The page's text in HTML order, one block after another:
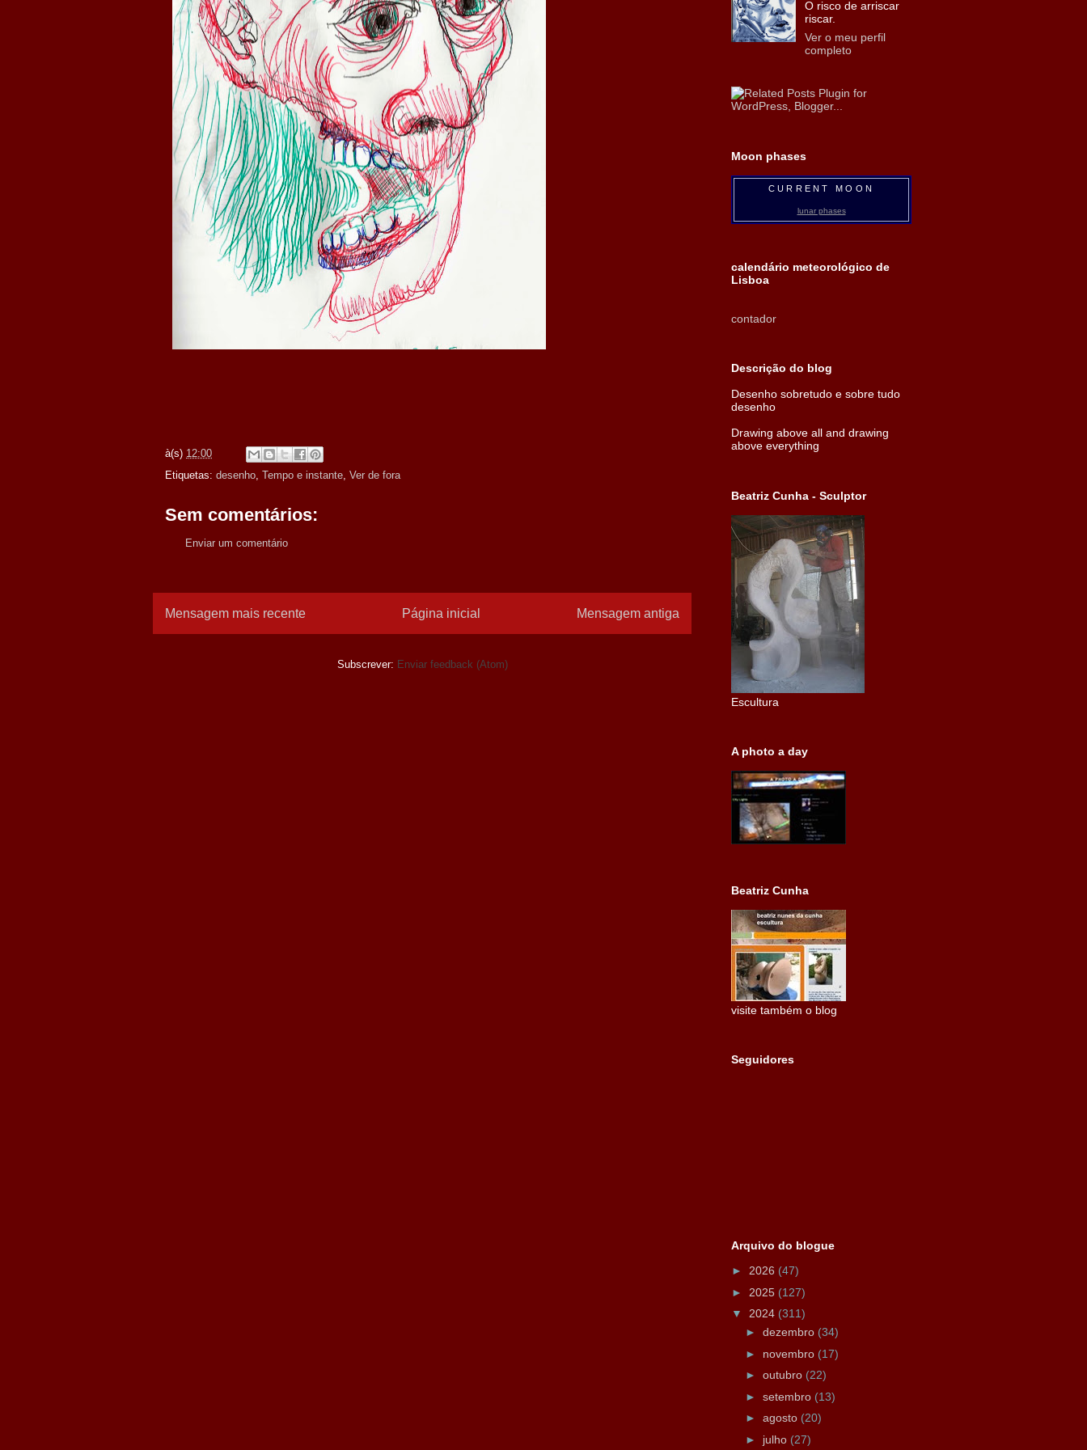
à(s) 12:00
Etiquetas: desenho, Tempo e instante, Ver de fora
Sem comentários:
Enviar um comentário
Mensagem mais recente Mensagem antiga
Página inicial
Subscrever: Enviar feedback (Atom)
O risco de arriscar
riscar.
Ver o meu perfil
completo
Moon phases
CURRENT MOON
lunar phases
calendário meteorológico de
Lisboa
contador
Descrição do blog
Desenho sobretudo e sobre tudo
desenho
Drawing above all and drawing
above everything
Beatriz Cunha - Sculptor
Escultura
A photo a day
Beatriz Cunha
visite também o blog
Seguidores
Arquivo do blogue
► 2026 (47)
► 2025 (127)
▼ 2024 (311)
► dezembro (34)
► novembro (17)
► outubro (22)
► setembro (13)
► agosto (20)
► julho (27)